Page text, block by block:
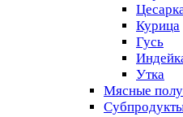
Курица
Гусь
Утка
Мясные